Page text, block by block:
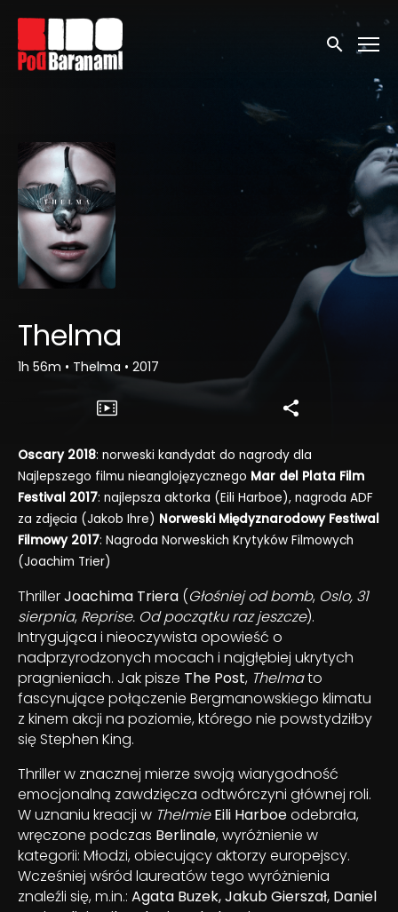
Linki ułatwień dostępu
Wyszukaj
Thelma
1h 56m • Thelma • 2017
Oscary 2018: norweski kandydat do nagrody dla
Najlepszego filmu nieanglojęzycznego Mar del Plata Film
Festival 2017: najlepsza aktorka (Eili Harboe), nagroda ADF
za zdjęcia (Jakob Ihre) Norweski Międyznarodowy Festiwal
Filmowy 2017: Nagroda Norweskich Krytyków Filmowych
(Joachim Trier)
ThrillerJoachima Triera (Głośniej od bomb, Oslo, 31
sierpnia, Reprise. Od początku raz jeszcze).
Intrygująca i nieoczywista opowieść o
nadprzyrodzonych mocach i najgłębiej ukrytych
pragnieniach. Jak pisze The Post, Thelmato
fascynujące połączenie Bergmanowskiego klimatu
z kinem akcji na poziomie, którego nie powstydziłby
się Stephen King.
Thriller w znacznej mierze swoją wiarygodność
emocjonalną zawdzięcza odtwórczyni głównej roli.
W uznaniu kreacji w Thelmie Eili Harboeodebrała,
wręczone podczas Berlinale, wyróżnienie w
kategorii: Młodzi, obiecujący aktorzy europejscy.
Wcześniej wśród laureatów tego wyróżnienia
znaleźli się, m.in.: Agata Buzek, Jakub Gierszał, Daniel